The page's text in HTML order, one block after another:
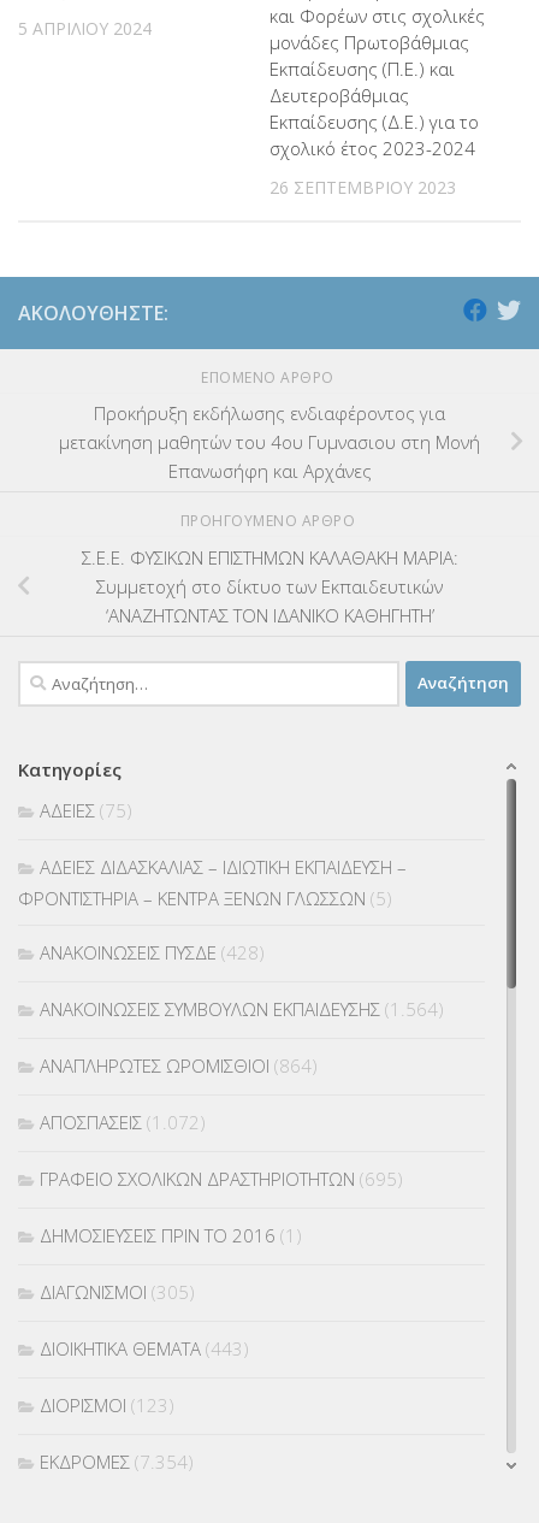
5 ΑΠΡΙΛΊΟΥ 2024
και Φορέων στις σχολικές
μονάδες Πρωτοβάθμιας
Εκπαίδευσης (Π.Ε.) και
Δευτεροβάθμιας
Εκπαίδευσης (Δ.Ε.) για το
σχολικό έτος 2023-2024
26 ΣΕΠΤΕΜΒΡΊΟΥ 2023
ΑΚΟΛΟΥΘΉΣΤΕ:
ΕΠΌΜΕΝΟ ΆΡΘΡΟ
Προκήρυξη εκδήλωσης ενδιαφέροντος για
μετακίνηση μαθητών του 4ου Γυμνασιου στη Μονή
Επανωσήφη και Αρχάνες
ΠΡΟΗΓΟΎΜΕΝΟ ΆΡΘΡΟ
Σ.Ε.Ε. ΦΥΣΙΚΩΝ ΕΠΙΣΤΗΜΩΝ ΚΑΛΑΘΑΚΗ ΜΑΡΙΑ:
Συμμετοχή στο δίκτυο των Εκπαιδευτικών
‘ΑΝΑΖΗΤΩΝΤΑΣ ΤΟΝ ΙΔΑΝΙΚΟ ΚΑΘΗΓΗΤΗ’
Αναζήτηση
για:
Κατηγορίες
ΑΔΕΙΕΣ (75)
ΑΔΕΙΕΣ ΔΙΔΑΣΚΑΛΙΑΣ – ΙΔΙΩΤΙΚΗ ΕΚΠΑΙΔΕΥΣΗ –
ΦΡΟΝΤΙΣΤΗΡΙΑ – ΚΕΝΤΡΑ ΞΕΝΩΝ ΓΛΩΣΣΩΝ (5)
ΑΝΑΚΟΙΝΩΣΕΙΣ ΠΥΣΔΕ (428)
ΑΝΑΚΟΙΝΩΣΕΙΣ ΣΥΜΒΟΥΛΩΝ ΕΚΠΑΙΔΕΥΣΗΣ (1.564)
ΑΝΑΠΛΗΡΩΤΕΣ ΩΡΟΜΙΣΘΙΟΙ (864)
ΑΠΟΣΠΑΣΕΙΣ (1.072)
ΓΡΑΦΕΙΟ ΣΧΟΛΙΚΩΝ ΔΡΑΣΤΗΡΙΟΤΗΤΩΝ (695)
ΔΗΜΟΣΙΕΥΣΕΙΣ ΠΡΙΝ ΤΟ 2016 (1)
ΔΙΑΓΩΝΙΣΜΟΙ (305)
ΔΙΟΙΚΗΤΙΚΑ ΘΕΜΑΤΑ (443)
ΔΙΟΡΙΣΜΟΙ (123)
ΕΚΔΡΟΜΕΣ (7.354)